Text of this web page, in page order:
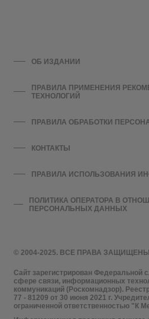
© 2004-2025. ВСЕ ПРАВА
Сайт зарегистрирован Федеральной
сфере связи, информационных
коммуникаций (Роскомнадзор).
77 - 81209 от 30 июня 2021 г.
ограниченной ответственностью "К
ОБ ИЗДАНИИ
ПРАВИЛА ПРИМЕНЕНИЯ
ТЕХНОЛОГИЙ
ПРАВИЛА ОБРАБОТКИ
КОНТАКТЫ
ПРАВИЛА ИСПОЛЬЗОВАНИЯ
ПОЛИТИКА ОПЕРАТОРА В
ПЕРСОНАЛЬНЫХ ДАННЫХ